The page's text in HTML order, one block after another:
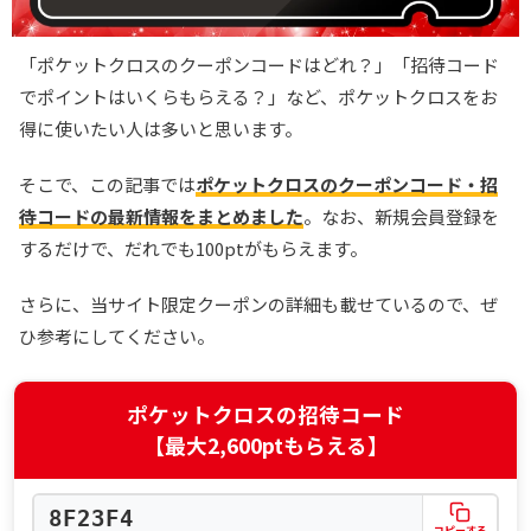
「ポケットクロスのクーポンコードはどれ？」「招待コード
でポイントはいくらもらえる？」など、ポケットクロスをお
得に使いたい人は多いと思います。
そこで、この記事ではポケットクロスのクーポンコード・招
待コードの最新情報をまとめました。なお、新規会員登録を
するだけで、だれでも100ptがもらえます。
さらに、当サイト限定クーポンの詳細も載せているので、ぜ
ひ参考にしてください。
ポケットクロスの招待コード
【最大2,600ptもらえる】
8F23F4